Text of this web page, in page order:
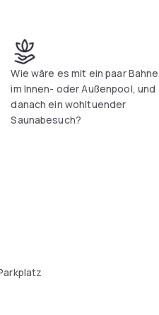
Wie wäre es mit ein paar
im Innen- oder Außenpool, und
danach ein wohltuender
Saunabesuch?